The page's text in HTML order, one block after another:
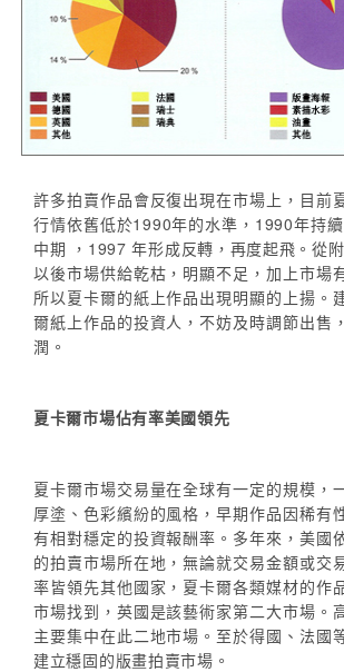
許多拍賣作品會反復出現在市場上，目前
行情依舊低於1990年的水準，1990年持
中期 ，1997 年形成反轉，再度起飛。從
以後市場供給乾枯，明顯不足，加上市場
所以夏卡爾的紙上作品出現明顯的上揚。
爾紙上作品的投資人，不妨及時調節出售
潤。
夏卡爾市場佔有率美國領先
夏卡爾市場交易量在全球有一定的規模，
厚塗、色彩繽紛的風格，早期作品因稀有
有相對穩定的投資報酬率。多年來，美國
的拍賣市場所在地，無論就交易金額或交
率皆領先其他國家，夏卡爾各類媒材的作
市場找到，英國是該藝術家第二大市場。
主要集中在此二地市場。至於得國、法國
建立穩固的版畫拍賣市場。